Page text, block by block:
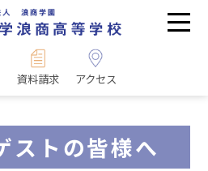
資料請求 アクセス
ストの皆様へ